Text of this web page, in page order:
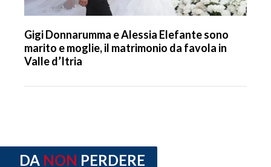
Gigi Donnarumma e Alessia Elefante sono
marito e moglie, il matrimonio da favola in
Valle d’Itria
DA NON PERDERE